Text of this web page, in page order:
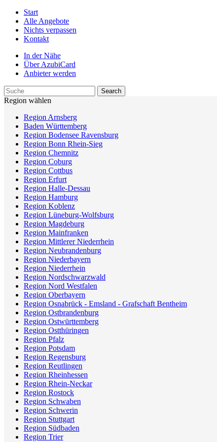
Start
Alle Angebote
Nichts verpassen
Kontakt
In der Nähe
Über AzubiCard
Anbieter werden
Region wählen
Region Arnsberg
Baden Württemberg
Region Bodensee Ravensburg
Region Bonn Rhein-Sieg
Region Chemnitz
Region Coburg
Region Cottbus
Region Erfurt
Region Halle-Dessau
Region Hamburg
Region Koblenz
Region Lüneburg-Wolfsburg
Region Magdeburg
Region Mainfranken
Region Mittlerer Niederrhein
Region Neubrandenburg
Region Niederbayern
Region Niederrhein
Region Nordschwarzwald
Region Nord Westfalen
Region Oberbayern
Region Osnabrück - Emsland - Grafschaft Bentheim
Region Ostbrandenburg
Region Ostwürttemberg
Region Ostthüringen
Region Pfalz
Region Potsdam
Region Regensburg
Region Reutlingen
Region Rheinhessen
Region Rhein-Neckar
Region Rostock
Region Schwaben
Region Schwerin
Region Stuttgart
Region Südbaden
Region Trier